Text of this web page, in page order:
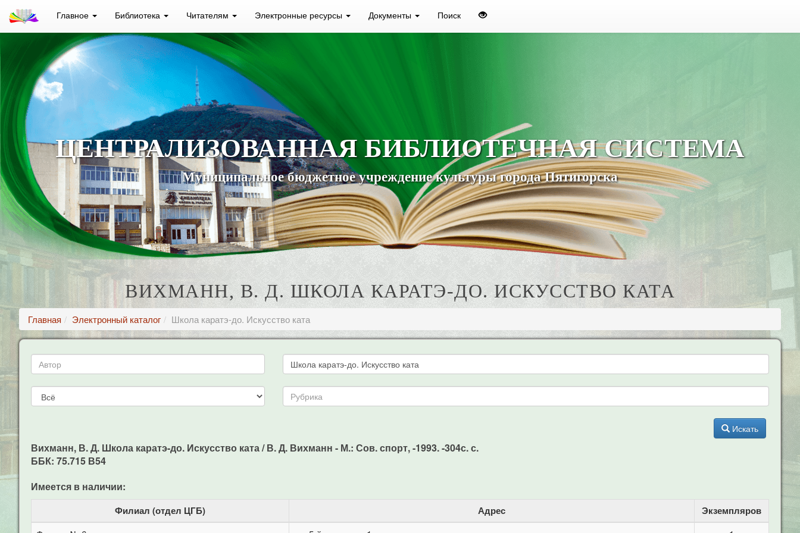
Главное Библиотека Читателям Электронные ресурсы Документы Поиск
ЦЕНТРАЛИЗОВАННАЯ БИБЛИОТЕЧНАЯ СИСТЕМА
Муниципальное бюджетное учреждение культуры города Пятигорска
ВИХМАНН, В. Д. ШКОЛА КАРАТЭ-ДО. ИСКУССТВО КАТА
Главная Электронный каталог Школа каратэ-до. Искусство ката
Искать
Вихманн, В. Д. Школа каратэ-до. Искусство ката / В. Д. Вихманн - М.: Сов. спорт, -1993. -304с. с.
ББК: 75.715 В54
Имеется в наличии:
Филиал (отдел ЦГБ) Адрес Экземпляров